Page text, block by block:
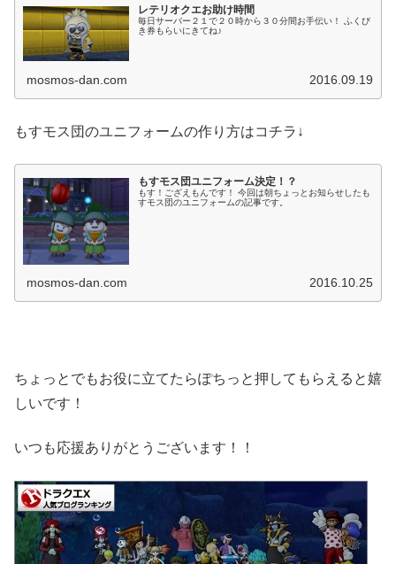
レテリオクエお助け時間
毎日サーバー２１で２０時から３０分間お手伝い！ ふくび
き券もらいにきてね♪
mosmos-dan.com 2016.09.19
もすモス団のユニフォームの作り方はコチラ↓
もすモス団ユニフォーム決定！？
もす！ござえもんです！ 今回は朝ちょっとお知らせしたも
すモス団のユニフォームの記事です。
mosmos-dan.com 2016.10.25
ちょっとでもお役に立てたらぽちっと押してもらえると嬉
しいです！
いつも応援ありがとうございます！！